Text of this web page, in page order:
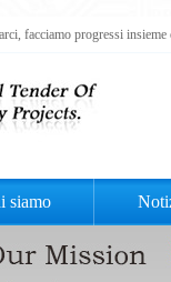
facciamo progressi
siamo